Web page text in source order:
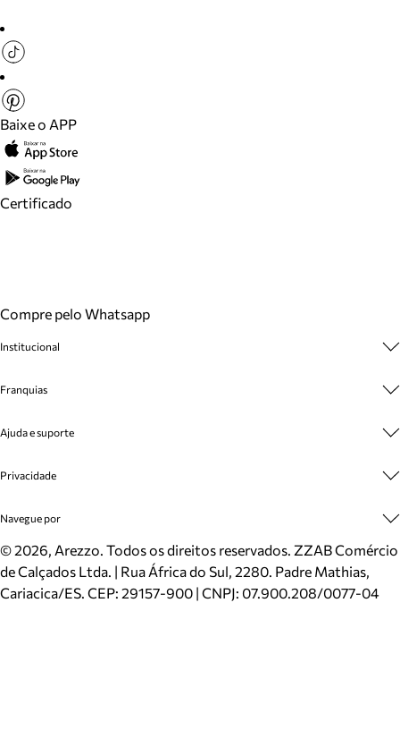
Baixe o APP
Certificado
Compre pelo Whatsapp
Institucional
Cashback
Venda Corporativa
Mapa do Site
Inverno
Mundo Arezzo
Franquias
Plano de Negócio
Ajuda e suporte
Cadastro
Meus Pedidos
Trocas e Devoluções
Cartão Presente
Localizador de lojas
Privacidade
Politica e Privacidade
Navegue por
Sapatos
Bolsas
Scarpins
©2026, Arezzo. Todos os direitos reservados. ZZAB Comércio
de Calçados Ltda. | Rua África do Sul, 2280. Padre Mathias,
Cariacica/ES. CEP: 29157-900 | CNPJ: 07.900.208/0077-04